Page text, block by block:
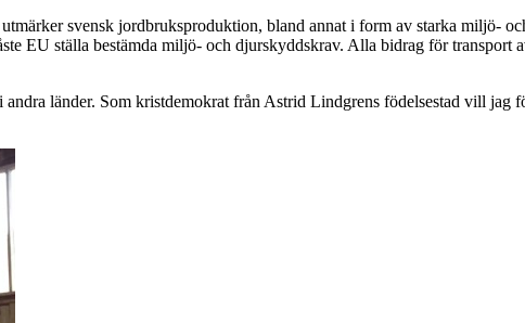
svensk jordbruksproduktion, bland annat i form av starka miljö-
EU ställa bestämda miljö- och djurskyddskrav. Alla bidrag för transport
länder. Som kristdemokrat från Astrid Lindgrens födelsestad vill jag